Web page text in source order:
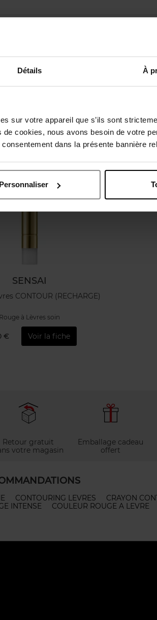
Détails À
sur votre appareil que s’ils sont
cookies, nous avons besoin de votre
dans la présente bannière
Personnaliser
SENSAI
CONTOUR (RECHARGE)
Rouge à Lèvres soin
€ Voir la fiche
Retour gratuit
votre magasin
Emballage cadeau
offert
CONTOURING LEVRES CRAYON
INTENSE COULEUR ROUGE A LEVRE